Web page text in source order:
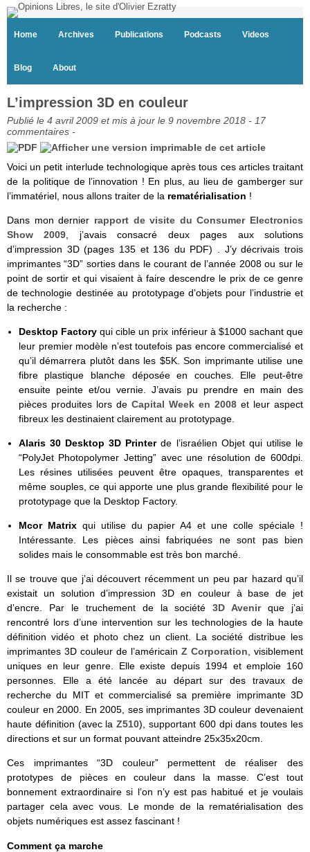
Home Archives Publications Podcasts Videos
Blog About
L’impression 3D en couleur
Publié le 4 avril 2009 et mis à jour le 9 novembre 2018 - 17
commentaires -
Voici un petit interlude technologique après tous ces articles traitant
de la politique de l’innovation ! En plus, au lieu de gamberger sur
l’immatériel, nous allons traiter de la rematérialisation !
Dans mon dernier rapport de visite du Consumer Electronics
Show 2009 , j’avais consacré deux pages aux solutions
d’impression 3D (pages 135 et 136 du PDF) . J’y décrivais trois
imprimantes “3D” sorties dans le courant de l’année 2008 ou sur le
point de sortir et qui visaient à faire descendre le prix de ce genre
de technologie destinée au prototypage d’objets pour l’industrie et
la recherche :
Desktop Factory qui cible un prix inférieur à $1000 sachant que
leur premier modèle n’est toutefois pas encore commercialisé et
qu’il démarrera plutôt dans les $5K. Son imprimante utilise une
fibre plastique blanche déposée en couches. Elle peut-être
ensuite peinte et/ou vernie. J’avais pu prendre en main des
pièces produites lors de Capital Week en 2008et leur aspect
fibreux les destinaient clairement au prototypage.
Alaris 30 Desktop 3D Printerde l’israélien Objet qui utilise le
“PolyJet Photopolymer Jetting” avec une résolution de 600dpi.
Les résines utilisées peuvent être opaques, transparentes et
même souples, ce qui apporte une plus grande flexibilité pour le
prototypage que la Desktop Factory.
Mcor Matrix qui utilise du papier A4 et une colle spéciale !
Intéressante. Les pièces ainsi fabriquées ne sont pas bien
solides mais le consommable est très bon marché.
Il se trouve que j’ai découvert récemment un peu par hazard qu’il
existait un solution d’impression 3D en couleur à base de jet
d’encre. Par le truchement de la société3D Avenir
que j’ai
rencontré lors d’une intervention sur les technologies de la haute
définition vidéo et photo chez un client. La société distribue les
imprimantes 3D couleur de l’américain Z Corporation, visiblement
uniques en leur genre. Elle existe depuis 1994 et emploie 160
personnes. Elle a été lancée au départ sur des travaux de
recherche du MIT et commercialisé sa première imprimante 3D
couleur en 2000. En 2005, ses imprimantes 3D couleur devenaient
haute définition (avec laZ510), supportant 600 dpi dans toutes les
directions et sur un format pouvant atteindre 25x35x20cm.
Ces imprimantes “3D couleur” permettent de réaliser des
prototypes de pièces en couleur dans la masse. C’est tout
bonnement extraordinaire si l’on n’y est pas habitué et je voulais
partager cela avec vous. Le monde de la rematérialisation des
objets numériques est assez fascinant !
Comment ça marche